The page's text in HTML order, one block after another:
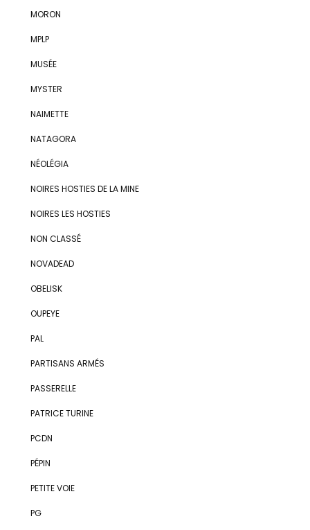
MORON
MPLP
MUSÉE
MYSTER
NAIMETTE
NATAGORA
NÉOLÉGIA
NOIRES HOSTIES DE LA MINE
NOIRES LES HOSTIES
NON CLASSÉ
NOVADEAD
OBELISK
OUPEYE
PAL
PARTISANS ARMÉS
PASSERELLE
PATRICE TURINE
PCDN
PÉPIN
PETITE VOIE
PG